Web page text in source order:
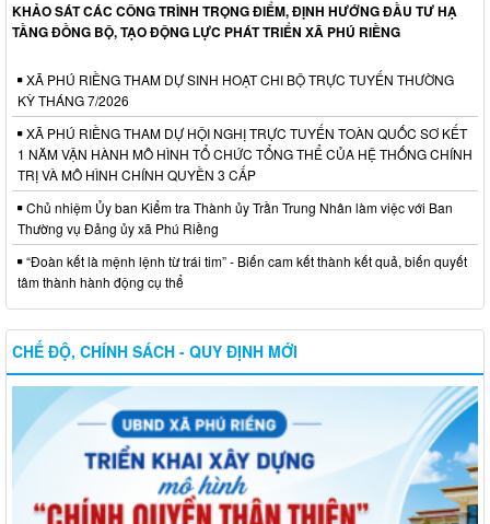
KHẢO SÁT CÁC CÔNG TRÌNH TRỌNG ĐIỂM, ĐỊNH HƯỚNG ĐẦU TƯ HẠ
TẦNG ĐỒNG BỘ, TẠO ĐỘNG LỰC PHÁT TRIỂN XÃ PHÚ RIỀNG
XÃ PHÚ RIỀNG THAM DỰ SINH HOẠT CHI BỘ TRỰC TUYẾN THƯỜNG
KỲ THÁNG 7/2026
XÃ PHÚ RIỀNG THAM DỰ HỘI NGHỊ TRỰC TUYẾN TOÀN QUỐC SƠ KẾT
1 NĂM VẬN HÀNH MÔ HÌNH TỔ CHỨC TỔNG THỂ CỦA HỆ THỐNG CHÍNH
TRỊ VÀ MÔ HÌNH CHÍNH QUYỀN 3 CẤP
Chủ nhiệm Ủy ban Kiểm tra Thành ủy Trần Trung Nhân làm việc với Ban
Thường vụ Đảng ủy xã Phú Riềng
“Đoàn kết là mệnh lệnh từ trái tim” - Biến cam kết thành kết quả, biến quyết
tâm thành hành động cụ thể
CHẾ ĐỘ, CHÍNH SÁCH - QUY ĐỊNH MỚI